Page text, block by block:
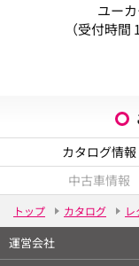
ユー
（受付時間
カタログ情報
中古車情報
トップ カタログ レ
運営会社